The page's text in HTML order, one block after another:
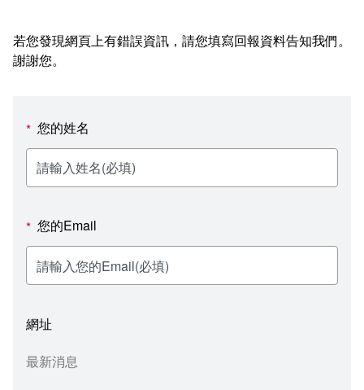
活動研習
歷史訊息
新聞媒體專區
校園行事曆
報名系統
線上報名查詢
空大有利的學習條件
環境設備
資訊圖像化專區
活動花絮
影音資訊
校長室
教務處課務組
學習指導中心
輔導處
研發處
秘書處出納組
通識教育中心
法律學系
大眾傳播學系
外國語文學系
文化藝術學系
健康管理與促進學系
其他好站
資訊相關法規
校務資訊
新生報名
在學資訊
校務系統
課程大綱
網路選課
校園行事曆
校內系統
資訊服務線上報修系統
消耗品申請
教室‧會議室預約系統
問卷調查
法令規章
政府公開資訊
若您發現網頁上有錯誤資訊，請您填寫回報資料告知我們。
謝謝您。
* 您的姓名
* 您的Email
網址
最新消息